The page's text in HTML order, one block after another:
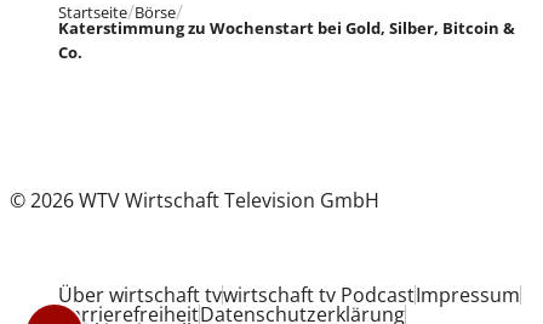
Startseite Börse
Katerstimmung zu Wochenstart bei Gold, Silber, Bitcoin &
Co.
© 2026 WTV Wirtschaft Television GmbH
Über wirtschaft tvwirtschaft tv PodcastImpressum
BarrierefreiheitDatenschutzerklärung